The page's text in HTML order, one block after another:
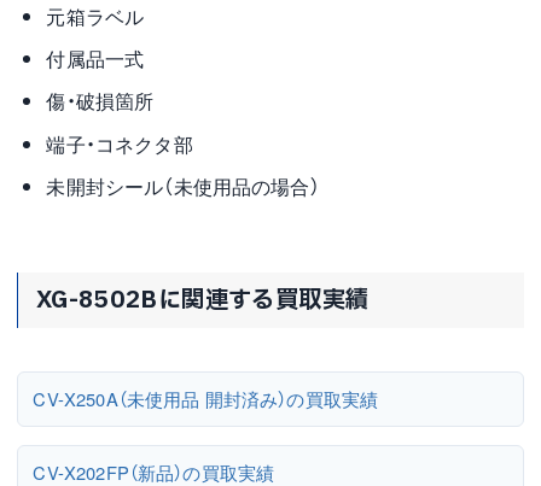
元箱ラベル
付属品一式
傷・破損箇所
端子・コネクタ部
未開封シール（未使用品の場合）
XG-8502Bに関連する買取実績
CV-X250A（未使用品 開封済み）の買取実績
CV-X202FP（新品）の買取実績